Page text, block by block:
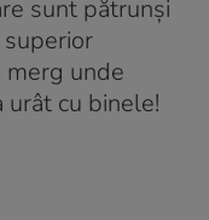
sunt pătrunși
merg unde
urât cu binele!